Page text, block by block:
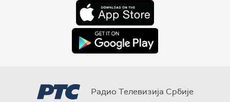
Радио Телевизија Србије